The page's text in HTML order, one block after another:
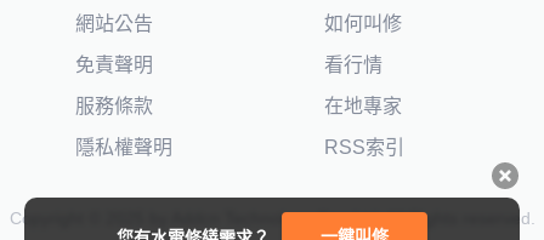
一鍵叫修
網站公告
免責聲明
服務條款
隱私權聲明
如何叫修
看行情
在地專家
RSS索引
Copyright © 2025 by Addcn Technology Co., Ltd. All Rights reserved.